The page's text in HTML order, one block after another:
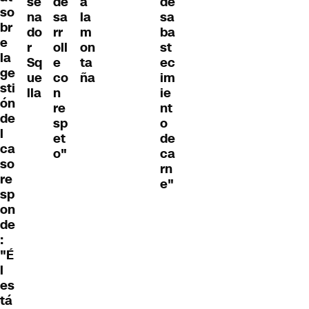
so
br
e
la
ge
sti
ón
de
l
ca
so
re
sp
on
de
:
"É
l
es
tá
na
do
r
Sq
ue
lla
sa
rr
oll
e
co
n
re
sp
et
o"
la
m
on
ta
ña
sa
ba
st
ec
im
ie
nt
o
de
ca
rn
e"